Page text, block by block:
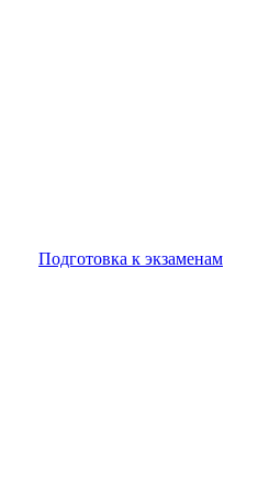
Подготовка к экзаменам